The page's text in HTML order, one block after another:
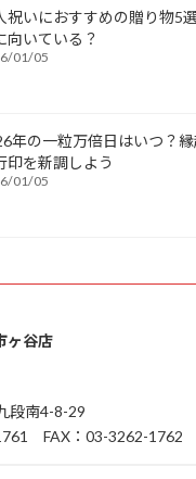
祝いにおすすめの贈り物5
向いている？
01/05
年の一粒万倍日はいつ？
印を新調しよう
01/05
ヶ谷店
段南4-8-29
FAX：03-3262-1762